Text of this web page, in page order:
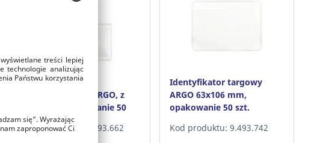
Etui na karty
identyfikacyjne ARGO, z
klipsem, opakowanie 50
szt.
Kod produktu: 9.493.662
Identyfikator targowy
ARGO 63x106 mm,
opakowanie 50 szt.
Kod produktu: 9.493.742